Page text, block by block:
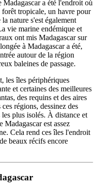
a été l'endroit où
tropicale, un havre pour
nature s'est également
vie marine endémique et
ont mis Madagascar sur
à Madagascar a été,
autour de la région
baleines de passage.
les îles périphériques
et certaines des meilleures
des requins et des aires
régions, dessinez des
plus isolés. À distance et
est assez
Cela rend ces îles l'endroit
beaux récifs encore